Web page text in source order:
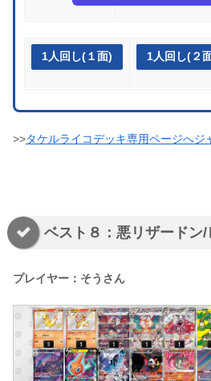
1人回し(１面) 1人回し(２
>>タケルライコデッキ専用ページへジ
ベスト８：悪リザードン
プレイヤー：そうさん